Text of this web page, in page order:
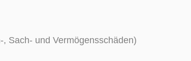
Sach- und Vermögensschäden)